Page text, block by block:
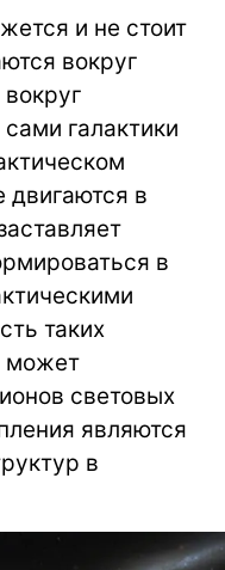
и не стоит
вокруг
галактики
двигаются в
в
таких
может
световых
являются
в